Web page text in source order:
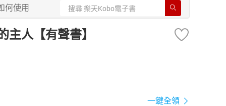
何使用
人【有聲書】
一鍵全領